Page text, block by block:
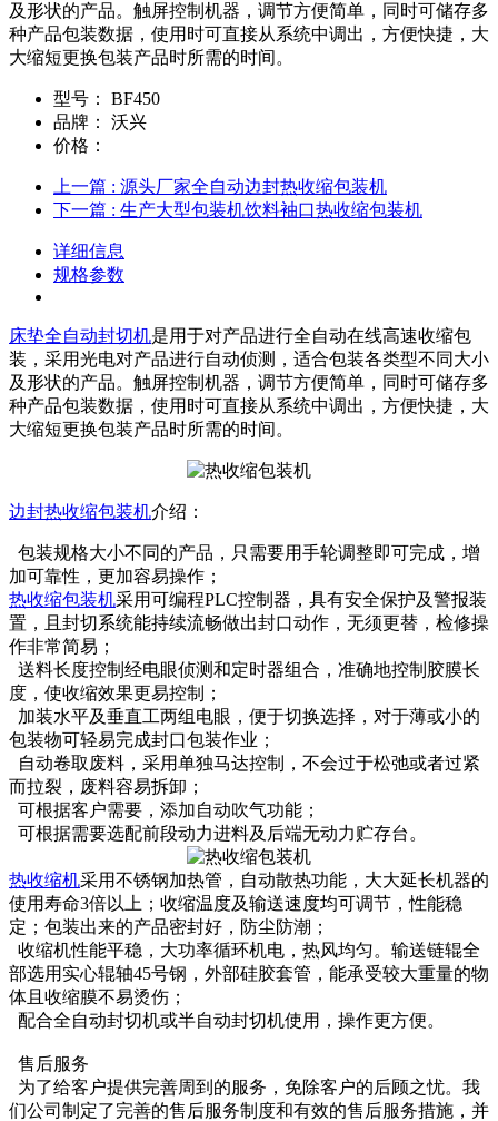
及形状的产品。触屏控制机器，调节方便简单，同时可储存多
种产品包装数据，使用时可直接从系统中调出，方便快捷，大
大缩短更换包装产品时所需的时间。
型号：
BF450
品牌：
沃兴
价格：
上一篇 : 源头厂家全自动边封热收缩包装机
下一篇 : 生产大型包装机饮料袖口热收缩包装机
详细信息
规格参数
床垫全自动封切机是用于对产品进行全自动在线高速收缩包
装，采用光电对产品进行自动侦测，适合包装各类型不同大小
及形状的产品。触屏控制机器，调节方便简单，同时可储存多
种产品包装数据，使用时可直接从系统中调出，方便快捷，大
大缩短更换包装产品时所需的时间。
边封热收缩包装机介绍：
包装规格大小不同的产品，只需要用手轮调整即可完成，增
加可靠性，更加容易操作；
热收缩包装机采用可编程PLC控制器，具有安全保护及警报装
置，且封切系统能持续流畅做出封口动作，无须更替，检修操
作非常简易；
送料长度控制经电眼侦测和定时器组合，准确地控制胶膜长
度，使收缩效果更易控制；
加装水平及垂直工两组电眼，便于切换选择，对于薄或小的
包装物可轻易完成封口包装作业；
自动卷取废料，采用单独马达控制，不会过于松弛或者过紧
而拉裂，废料容易拆卸；
可根据客户需要，添加自动吹气功能；
可根据需要选配前段动力进料及后端无动力贮存台。
热收缩机采用不锈钢加热管，自动散热功能，大大延长机器的
使用寿命3倍以上；收缩温度及输送速度均可调节，性能稳
定；包装出来的产品密封好，防尘防潮；
收缩机性能平稳，大功率循环机电，热风均匀。输送链辊全
部选用实心辊轴45号钢，外部硅胶套管，能承受较大重量的物
体且收缩膜不易烫伤；
配合全自动封切机或半自动封切机使用，操作更方便。
售后服务
为了给客户提供完善周到的服务，免除客户的后顾之忧。我
们公司制定了完善的售后服务制度和有效的售后服务措施，并